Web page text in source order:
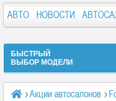
АВТО НОВОСТИ
БЫСТРЫЙ
ВЫБОР МОДЕЛИ
Акции автосалонов